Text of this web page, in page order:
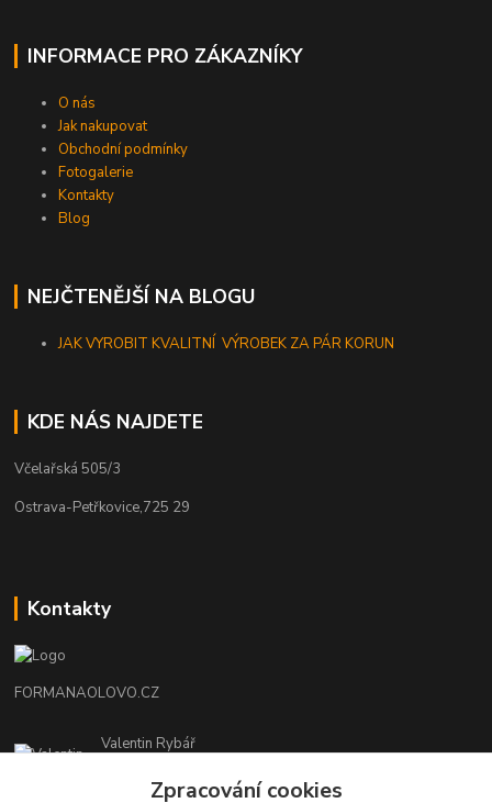
INFORMACE PRO ZÁKAZNÍKY
O nás
Jak nakupovat
Obchodní podmínky
Fotogalerie
Kontakty
Blog
NEJČTENĚJŠÍ NA BLOGU
JAK VYROBIT KVALITNÍ VÝROBEK ZA PÁR KORUN
KDE NÁS NAJDETE
Včelařská 505/3
Ostrava-Petřkovice,725 29
Kontakty
FORMANAOLOVO.CZ
Valentin Rybář
(Po-Pá, 7-12 15-22 hod.)
Zpracování cookies